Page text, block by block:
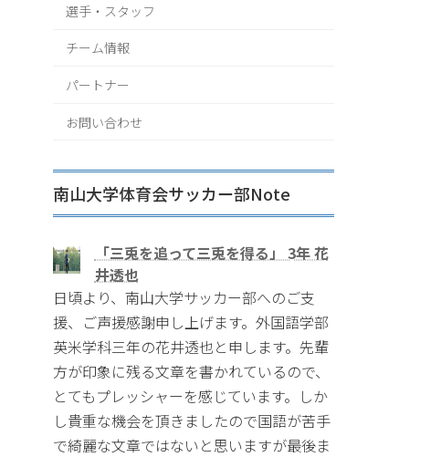
選手・スタッフ
チーム情報
パートナー
お問い合わせ
南山大学体育会サッカー部Note
「三兎を追って三兎を得る」 3年 花
井透也
日頃より、南山大学サッカー部へのご支
援、ご声援感謝申し上げます。外国語学部
英米学科三年の花井透也と申します。先輩
方が印象に残る文章を書かれているので、
とてもプレッシャーを感じています。しか
し貴重な機会を頂きましたので国語が苦手
で綺麗な文章ではないと思いますが最後ま